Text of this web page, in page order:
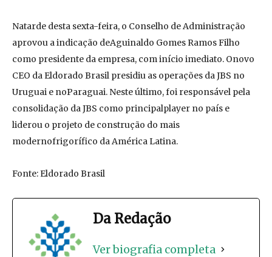
Natarde desta sexta-feira, o Conselho de Administração
aprovou a indicação deAguinaldo Gomes Ramos Filho
como presidente da empresa, com início imediato. Onovo
CEO da Eldorado Brasil presidiu as operações da JBS no
Uruguai e noParaguai. Neste último, foi responsável pela
consolidação da JBS como principalplayer no país e
liderou o projeto de construção do mais
modernofrigorífico da América Latina.
Fonte: Eldorado Brasil
Da Redação
Ver biografia completa